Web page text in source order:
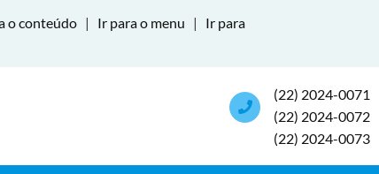
o conteúdo | Ir para o menu |
Ir para
(22) 2024-0071
(22) 2024-0072
(22) 2024-0073